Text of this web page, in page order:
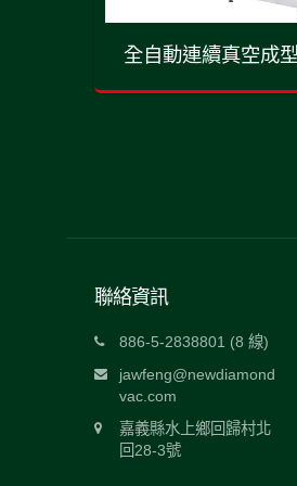
全自動連續真空成
聯絡資訊
886-5-2838801 (8 線)
jawfeng@newdiamond
vac.com
嘉義縣水上鄉回歸村北
回28-3號
雙槽式真空
兩個真空槽可
置作業(如填
可以提高工